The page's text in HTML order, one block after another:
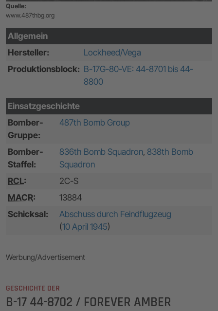
Quelle:
www.487thbg.org
Allgemein
Hersteller:
Lockheed/Vega
Produktionsblock: B-17G-80-VE: 44-8701 bis 44-
8800
Einsatzgeschichte
Bomber-
Gruppe:
487th Bomb Group
Bomber-
Staffel:
836th Bomb Squadron, 838th Bomb
Squadron
RCL:
2C-S
MACR:
13884
Schicksal:
Abschuss durch Feindflugzeug
(10 April 1945)
Werbung/Advertisement
GESCHICHTE DER
B-17 44-8702 / FOREVER AMBER